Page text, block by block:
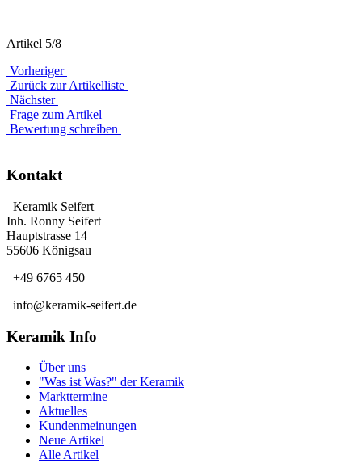
Artikel 5/8
Vorheriger
Zurück zur Artikelliste
Nächster
Frage zum Artikel
Bewertung schreiben
Kontakt
Keramik Seifert
Inh. Ronny Seifert
Hauptstrasse 14
55606 Königsau
+49 6765 450
info@keramik-seifert.de
Keramik Info
Über uns
"Was ist Was?" der Keramik
Markttermine
Aktuelles
Kundenmeinungen
Neue Artikel
Alle Artikel